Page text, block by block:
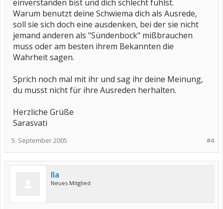
einverstanden bist und dich schlecht fühlst.
Warum benutzt deine Schwiema dich als Ausrede,
soll sie sich doch eine ausdenken, bei der sie nicht
jemand anderen als "Sündenbock" mißbrauchen
muss oder am besten ihrem Bekannten die
Wahrheit sagen.
Sprich noch mal mit ihr und sag ihr deine Meinung,
du musst nicht für ihre Ausreden herhalten.
Herzliche Grüße
Sarasvati
#4
5. September 2005
Ila
Neues Mitglied